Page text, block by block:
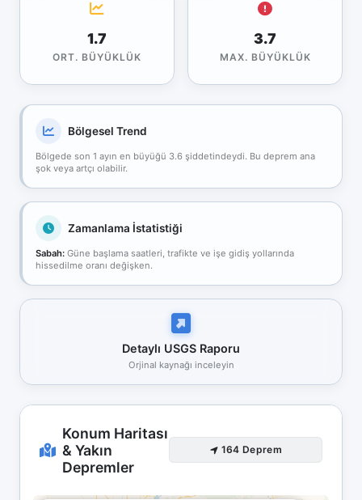
1.7
ORT. BÜYÜKLÜK
3.7
MAX. BÜYÜKLÜK
Bölgesel Trend
Bölgede son 1 ayın en büyüğü 3.6 şiddetindeydi. Bu deprem ana
şok veya artçı olabilir.
Zamanlama İstatistiği
Sabah: Güne başlama saatleri, trafikte ve işe gidiş yollarında
hissedilme oranı değişken.
Detaylı USGS Raporu
Orjinal kaynağı inceleyin
Konum Haritası
& Yakın
Depremler
164 Deprem